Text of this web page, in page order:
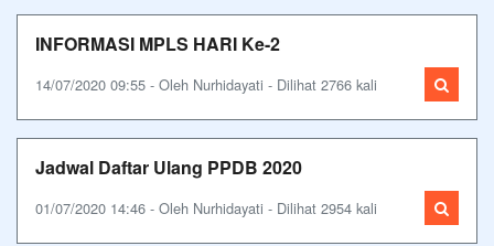
INFORMASI MPLS HARI Ke-2
14/07/2020 09:55 - Oleh Nurhidayati - Dilihat 2766 kali
Jadwal Daftar Ulang PPDB 2020
01/07/2020 14:46 - Oleh Nurhidayati - Dilihat 2954 kali